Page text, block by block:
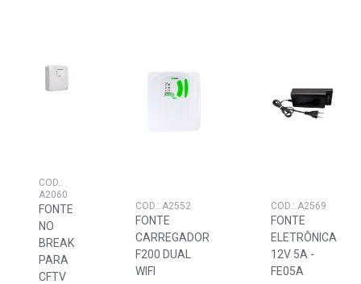
COD.:
A2060
FONTE
NO
BREAK
PARA
CFTV
COD.: A2552
FONTE
CARREGADOR
F200 DUAL
WIFI
COD.: A2569
FONTE
ELETRÔNICA
12V 5A -
FE05A